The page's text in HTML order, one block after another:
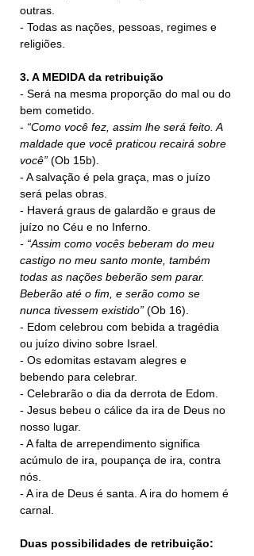
outras.
- Todas as nações, pessoas, regimes e
religiões.
3. A MEDIDA da retribuição
- Será na mesma proporção do mal ou do
bem cometido.
- “Como você fez, assim lhe será feito. A
maldade que você praticou recairá sobre
você” (Ob 15b).
- A salvação é pela graça, mas o juízo
será pelas obras.
- Haverá graus de galardão e graus de
juízo no Céu e no Inferno.
- “Assim como vocês beberam do meu
castigo no meu santo monte, também
todas as nações beberão sem parar.
Beberão até o fim, e serão como se
nunca tivessem existido” (Ob 16).
- Edom celebrou com bebida a tragédia
ou juízo divino sobre Israel.
- Os edomitas estavam alegres e
bebendo para celebrar.
- Celebrarão o dia da derrota de Edom.
- Jesus bebeu o cálice da ira de Deus no
nosso lugar.
- A falta de arrependimento significa
acúmulo de ira, poupança de ira, contra
nós.
- A ira de Deus é santa. A ira do homem é
carnal.
Duas possibilidades de retribuição: